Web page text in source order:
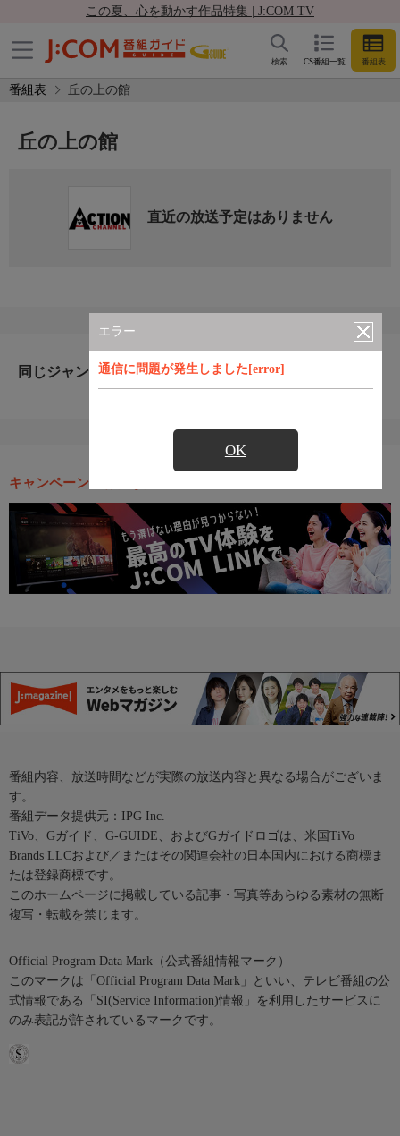
この夏、心を動かす作品特集 | J:COM TV
CS番組一覧 番組表
検索
番組表 丘の上の館
エラー
通信に問題が発生しました[error]
OK
丘の上の館
直近の放送予定はありません
同じジャンルのおすすめ番組
キャンペーン・お得な情報
番組内容、放送時間などが実際の放送内容と異なる場合がございま
す。
番組データ提供元：IPG Inc.
TiVo、Gガイド、G-GUIDE、およびGガイドロゴは、米国TiVo
Brands LLCおよび／またはその関連会社の日本国内における商標ま
たは登録商標です。
このホームページに掲載している記事・写真等あらゆる素材の無断
複写・転載を禁じます。
Official Program Data Mark（公式番組情報マーク）
このマークは「Official Program Data Mark」といい、テレビ番組の公
式情報である「SI(Service Information)情報」を利用したサービスに
のみ表記が許されているマークです。